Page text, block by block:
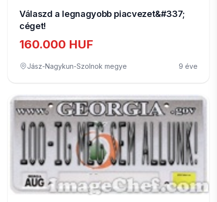
Válaszd a legnagyobb piacvezet&#337;
céget!
160.000 HUF
Jász-Nagykun-Szolnok megye 9 éve